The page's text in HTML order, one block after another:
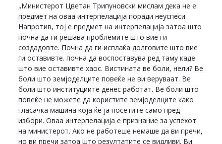
„Министерот Цветан Трипуновски мислам дека не е
предмет на оваа интерпелација поради неуспеси.
Напротив, тој е предмет на интерпелација затоа што
почна да ги решава проблемите што вие ги
создадовте. Почна да ги исплаќа долговите што вие
ги оставивте. почна да воспоставува ред таму каде
што вие оставивте хаос. Вистината ве боли, нели? Ве
боли што земјоделците повеќе не ви веруваат. Ве
боли што институциите денес работат. Ве боли што
повеќе не можете да користите земјоделците како
гласачка машина која ќе ја посетите само пред
избори. Оваа интерпелација е признание за успехот
на министерот. Ако не работеше немаше да ви пречи,
но ви пречи затоа што резултатите се видливи. Ви